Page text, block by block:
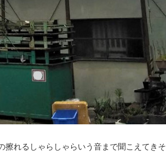
れるしゃらしゃらいう音まで聞こえてきそ